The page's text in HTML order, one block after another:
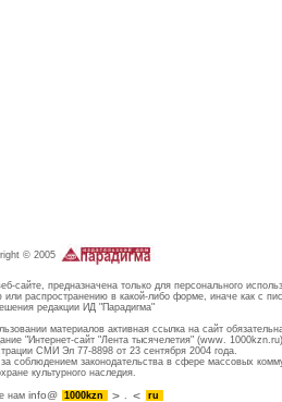
© 2005
сайте, предназначена только для персонального
распространению в какой-либо форме, иначе как с
редакции ИД "Парадигма"
материалов активная ссылка на сайт
"Интернет-сайт "Лента тысячелетия" (www. 1000kzn.ru)
СМИ Эл 77-8898 от 23 сентября 2004 года.
соблюдением законодательства в сфере массовых
культурного наследия.
намinfo@ 1000kzn . ru